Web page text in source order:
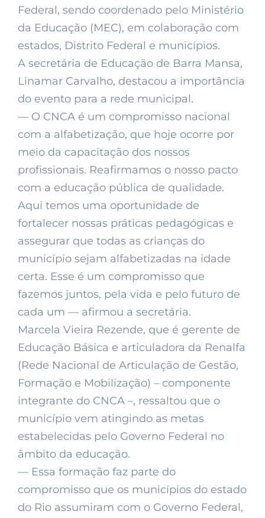
Federal, sendo coordenado pelo Ministério
da Educação (MEC), em colaboração com
estados, Distrito Federal e municípios.
A secretária de Educação de Barra Mansa,
Linamar Carvalho, destacou a importância
do evento para a rede municipal.
— O CNCA é um compromisso nacional
com a alfabetização, que hoje ocorre por
meio da capacitação dos nossos
profissionais. Reafirmamos o nosso pacto
com a educação pública de qualidade.
Aqui temos uma oportunidade de
fortalecer nossas práticas pedagógicas e
assegurar que todas as crianças do
município sejam alfabetizadas na idade
certa. Esse é um compromisso que
fazemos juntos, pela vida e pelo futuro de
cada um — afirmou a secretária.
Marcela Vieira Rezende, que é gerente de
Educação Básica e articuladora da Renalfa
(Rede Nacional de Articulação de Gestão,
Formação e Mobilização) – componente
integrante do CNCA –, ressaltou que o
município vem atingindo as metas
estabelecidas pelo Governo Federal no
âmbito da educação.
— Essa formação faz parte do
compromisso que os municípios do estado
do Rio assumiram com o Governo Federal,